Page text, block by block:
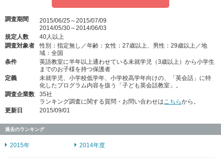
調査期間
2015/06/25～2015/07/09
2014/05/30～2014/06/03
規定人数
40人以上
調査対象者
性別：指定無し／年齢：女性：27歳以上、男性：29歳以上／地
域：全国
条件
英語教室に半年以上通わせている未就学児（3歳以上）から小学生
までのお子様を持つ保護者
定義
未就学児、小学校低学年、小学校高学年向けの、「英会話」に特
化したプログラム内容を扱う「子ども英会話教室」。
調査企業数
35社
ランキング調査に関する質問・お問い合わせはこちらから。
更新日
2015/09/01
過去のランキング
2015年 2014年度